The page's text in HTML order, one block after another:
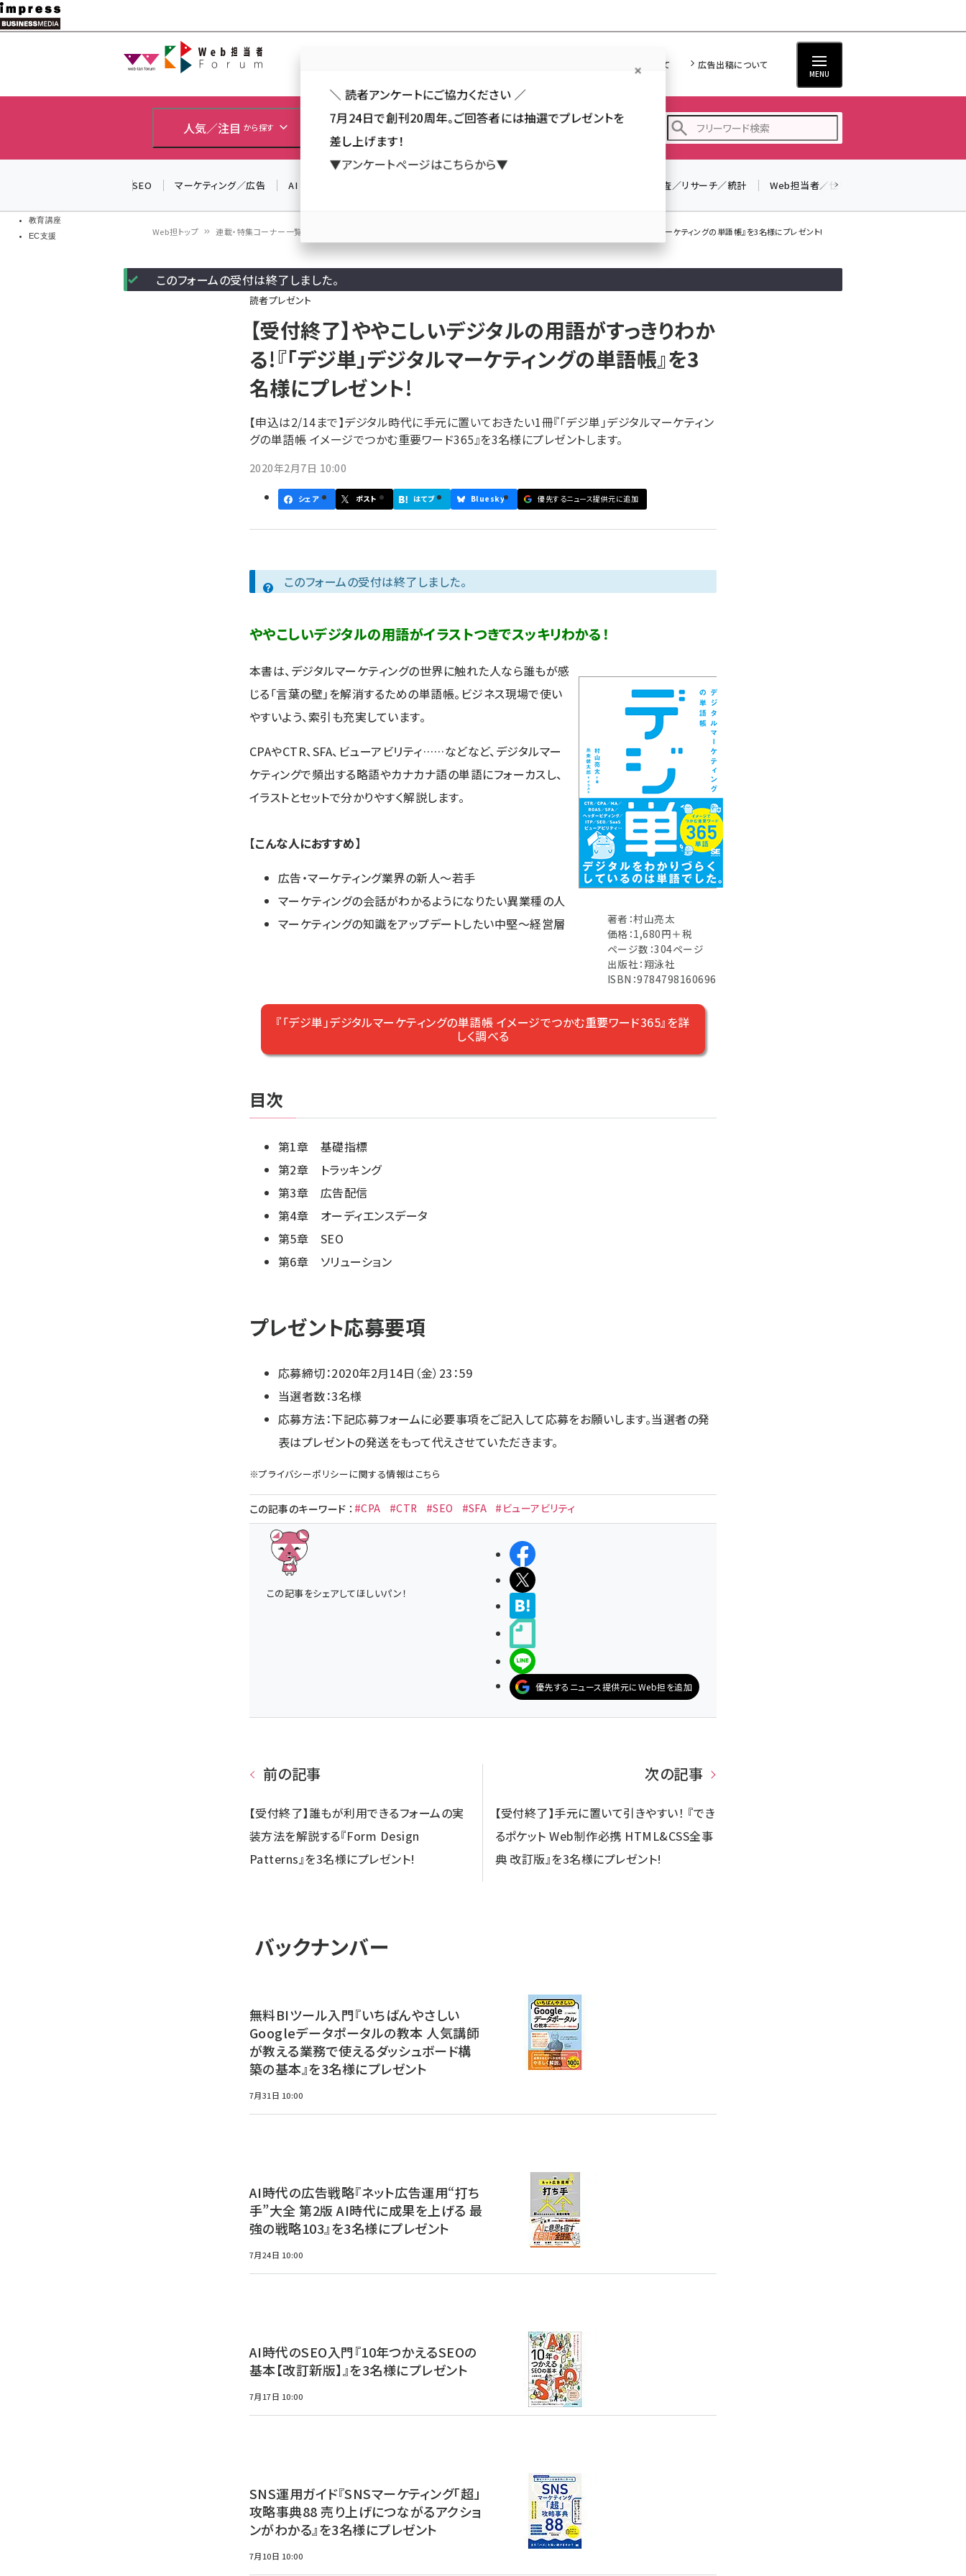
メ
イ
教育講座
EC支援
Web担当者Forum
Web担について 広告出稿について
MENU
人気／注目 から探す カテゴリ／種別 から探す セミナー／イベント から探す
ai (2799)
SEO マーケティング／広告 AI 調査／リサーチ／統計 Web担当者／仕事
パ
ン
Web担トップ 連載・特集コーナー一覧 【受付終了】ややこしいデジタルの用語がすっきりわかる!『「デジ単」デジタルマーケティングの単語帳』を3名様にプレゼント!
このフォームの受付は終了しました。
読者プレゼント
【受付終了】ややこしいデジタルの用語がすっきりわか
る!『「デジ単」デジタルマーケティングの単語帳』を3
名様にプレゼント!
【申込は2/14まで】デジタル時代に手元に置いておきたい1冊『「デジ単」デジタルマーケティン
グの単語帳 イメージでつかむ重要ワード365』を3名様にプレゼントします。
2020年2月7日 10:00
シェア ポスト はてブ Bluesky 優先するニュース提供元に追加
このフォームの受付は終了しました。
ややこしいデジタルの用語がイラストつきでスッキリわかる！
著者：村山亮太
価格：1,680円＋税
ページ数：304ページ
出版社：翔泳社
ISBN：9784798160696
本書は、デジタルマーケティングの世界に触れた人なら誰もが感
じる「言葉の壁」を解消するための単語帳。ビジネス現場で使い
やすいよう、索引も充実しています。
CPAやCTR、SFA、ビューアビリティ……などなど、デジタルマー
ケティングで頻出する略語やカナカナ語の単語にフォーカスし、
イラストとセットで分かりやすく解説します。
【こんな人におすすめ】
広告・マーケティング業界の新人～若手
マーケティングの会話がわかるようになりたい異業種の人
マーケティングの知識をアップデートしたい中堅～経営層
『「デジ単」デジタルマーケティングの単語帳 イメージでつかむ重要ワード365』を詳
しく調べる
目次
第1章 基礎指標
第2章 トラッキング
第3章 広告配信
第4章 オーディエンスデータ
第5章 SEO
第6章 ソリューション
プレゼント応募要項
応募締切：2020年2月14日（金）23：59
当選者数：3名様
応募方法：下記応募フォームに必要事項をご記入して応募をお願いします。当選者の発
表はプレゼントの発送をもって代えさせていただきます。
※プライバシーポリシーに関する情報はこちら
この記事のキーワード ： #CPA #CTR #SEO #SFA #ビューアビリティ
この記事をシェアしてほしいパン！
シェアする
ポストする
LINEで送る
優先するニュース提供元にWeb担を追加
前の記事
【受付終了】誰もが利用できるフォームの実
装方法を解説する『Form Design
Patterns』を3名様にプレゼント!
次の記事
【受付終了】手元に置いて引きやすい！ 『でき
るポケット Web制作必携 HTML&CSS全事
典 改訂版』を3名様にプレゼント!
バックナンバー
無料BIツール入門『いちばんやさしい
Googleデータポータルの教本 人気講師
が教える業務で使えるダッシュボード構
築の基本』を3名様にプレゼント
7月31日 10:00
AI時代の広告戦略『ネット広告運用“打ち
手”大全 第2版 AI時代に成果を上げる 最
強の戦略103』を3名様にプレゼント
7月24日 10:00
AI時代のSEO入門『10年つかえるSEOの
基本【改訂新版】』を3名様にプレゼント
7月17日 10:00
SNS運用ガイド『SNSマーケティング「超」
攻略事典88 売り上げにつながるアクショ
ンがわかる』を3名様にプレゼント
7月10日 10:00
＼ 読者アンケートにご協力ください ／
7月24日で創刊20周年。ご回答者には抽選でプレゼントを
差し上げます！
▼アンケートページはこちらから▼